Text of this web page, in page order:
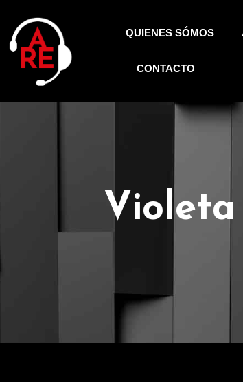
QUIENES SÓMOS
CONTACTO
Violeta